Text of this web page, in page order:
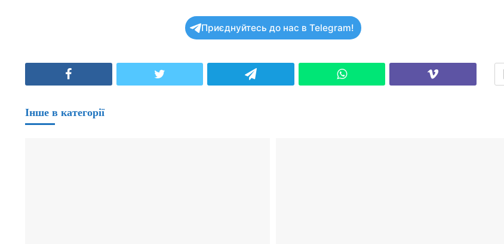
Приєднуйтесь до нас в Telegram!
Інше в категорії